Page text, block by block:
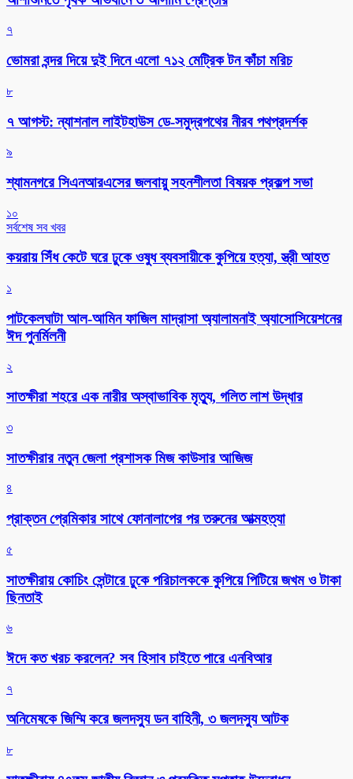
৭
ভোমরা বন্দর দিয়ে দুই দিনে এলো ৭১২ মেট্রিক টন কাঁচা মরিচ
৮
৭ আগস্ট: ন্যাশনাল লাইটহাউস ডে-সমুদ্রপথের নীরব পথপ্রদর্শক
৯
শ্যামনগরে সিএনআরএসের জলবায়ু সহনশীলতা বিষয়ক প্রকল্প সভা
১০
সর্বশেষ সব খবর
কয়রায় সিঁধ কেটে ঘরে ঢুকে ওষুধ ব্যবসায়ীকে কুপিয়ে হত্যা, স্ত্রী আহত
১
পাটকেলঘাটা আল-আমিন ফাজিল মাদ্রাসা অ্যালামনাই অ্যাসোসিয়েশনের
ঈদ পুনর্মিলনী
২
সাতক্ষীরা শহরে এক নারীর অস্বাভাবিক মৃত্যু, গলিত লাশ উদ্ধার
৩
সাতক্ষীরার নতুন জেলা প্রশাসক মিজ কাউসার আজিজ
৪
প্রাক্তন প্রেমিকার সাথে ফোনালাপের পর তরুনের আত্মহত্যা
৫
সাতক্ষীরায় কোচিং সেন্টারে ঢুকে পরিচালককে কুপিয়ে পিটিয়ে জখম ও টাকা
ছিনতাই
৬
ঈদে কত খরচ করলেন? সব হিসাব চাইতে পারে এনবিআর
৭
অনিমেষকে জিম্মি করে জলদস্যু ডন বাহিনী, ৩ জলদস্যু আটক
৮